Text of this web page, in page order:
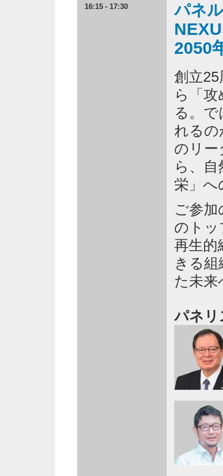
16:15 - 17:30 パネ
2050
創立
ら「
る。
れるの
のリー
ら、
栄」へ
ご参
のトッ
再生的
きる
た未来
パネリ